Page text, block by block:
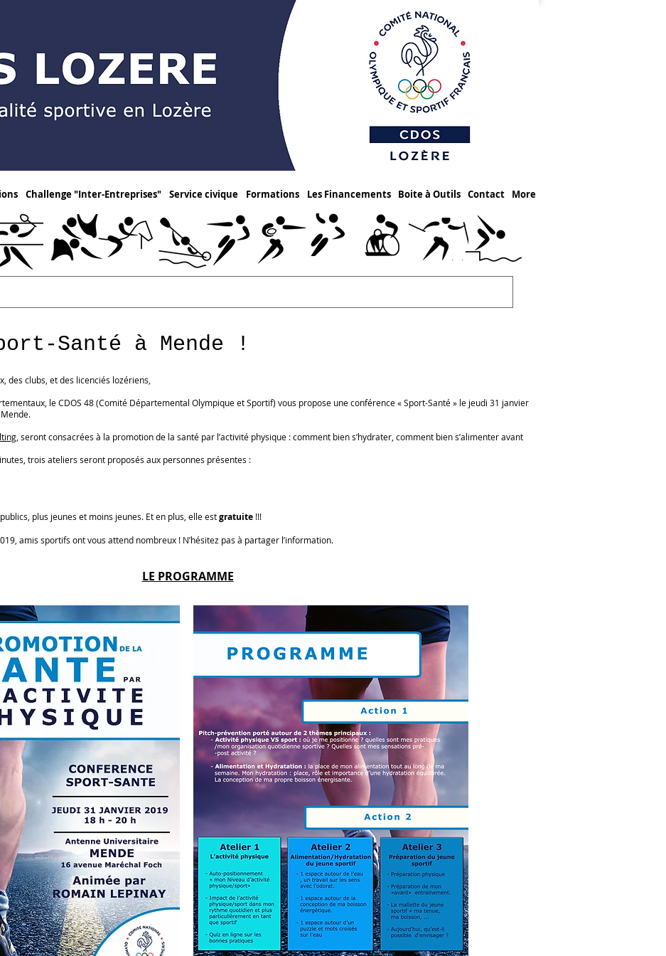
Challenge "Inter-Entreprises" Service civique Formations Les Financements Boite à Outils Contact More
Santé à Mende !
des clubs, et des licenciés lozériens,
le CDOS 48 (Comité Départemental Olympique et Sportif) vous propose une conférence « Sport-Santé » le jeudi 31 janvier
, seront consacrées à la promotion de la santé par l’activité physique : comment bien s’hydrater, comment bien s’alimenter avant
trois ateliers seront proposés aux personnes présentes :
plus jeunes et moins jeunes. Et en plus, elle estgratuite !!!
amis sportifs ont vous attend nombreux ! N’hésitez pas à partager l’information.
LE PROGRAMME